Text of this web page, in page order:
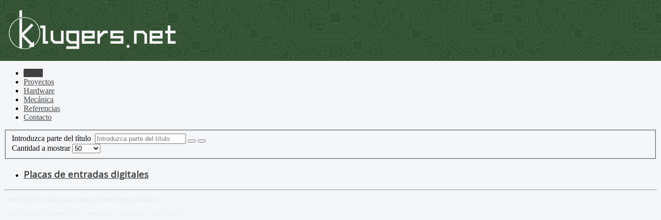
Proyectos
Hardware
Mecánica
Referencias
Contacto
Introduzca parte del título
Cantidad a mostrar
Placas de entradas digitales